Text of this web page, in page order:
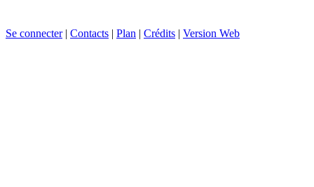
Se connecter| Contacts | Plan | Crédits | Version Web